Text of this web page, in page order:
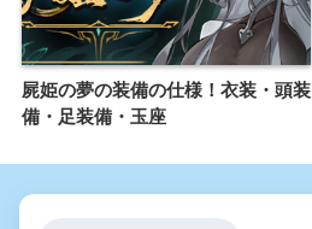
屍姫の夢の装備の仕様！衣装・頭装
備・足装備・玉座